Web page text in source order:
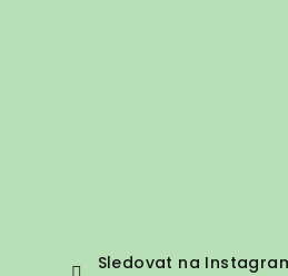
Sledovat na